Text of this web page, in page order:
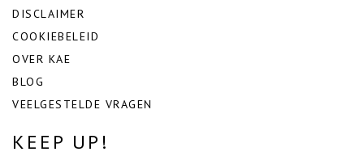
DISCLAIMER
COOKIEBELEID
OVER KAE
BLOG
VEELGESTELDE VRAGEN
KEEP UP!